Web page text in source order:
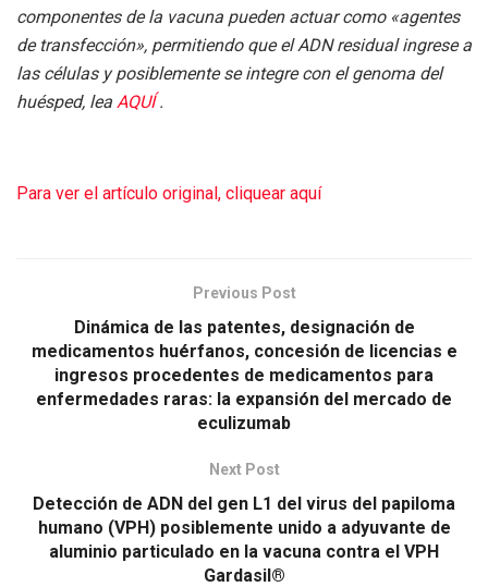
componentes de la vacuna pueden actuar como «agentes
de transfección», permitiendo que el ADN residual ingrese a
las células y posiblemente se integre con el genoma del
huésped, lea AQUÍ.
Para ver el artículo original, cliquear aquí
Previous Post
Dinámica de las patentes, designación de
medicamentos huérfanos, concesión de licencias e
ingresos procedentes de medicamentos para
enfermedades raras: la expansión del mercado de
eculizumab
Next Post
Detección de ADN del gen L1 del virus del papiloma
humano (VPH) posiblemente unido a adyuvante de
aluminio particulado en la vacuna contra el VPH
Gardasil®